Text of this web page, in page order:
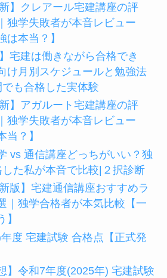
】クレアール宅建講座の評
独学失敗者が本音レビュー
は本当？】
宅建は働きながら合格でき
け月別スケジュールと勉強法
でも合格した実体験
】アガルート宅建講座の評
独学失敗者が本音レビュー
当？】
vs 通信講座どっちがいい？独
た私が本音で比較|２択診断
版】宅建通信講座おすすめラ
｜独学合格者が本気比較【一
度 宅建試験 合格点【正式発
】令和7年度(2025年) 宅建試験